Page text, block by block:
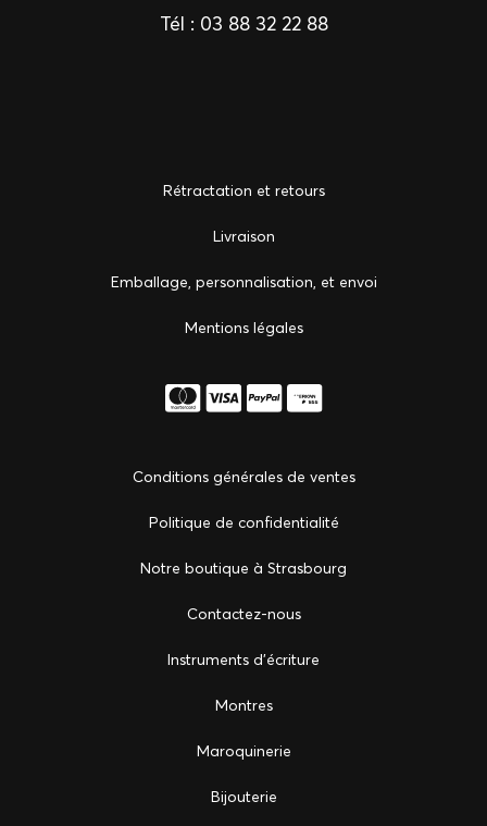
Tél : 03 88 32 22 88
Rétractation et retours
Livraison
Emballage, personnalisation, et envoi
Mentions légales
Conditions générales de ventes
Politique de confidentialité
Notre boutique à Strasbourg
Сontactez-nous
Instruments d'écriture
Montres
Maroquinerie
Bijouterie